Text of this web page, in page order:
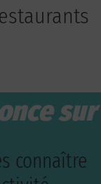
sur
connaître